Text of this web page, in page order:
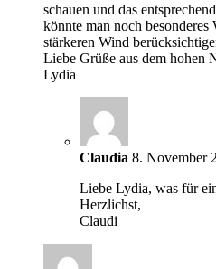
schauen und das
könnte man noch besonderes
stärkeren Wind
Liebe Grüße aus dem hohen
Lydia
Claudia 8. November
Liebe Lydia, was für
Herzlichst,
Claudi